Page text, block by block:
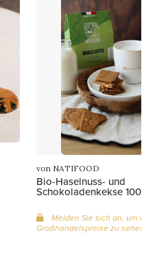
von NATIFOOD
Bio-Haselnuss- und
Schokoladenkekse
Melden Sie sich an, um
Großhandelspreise zu sehen